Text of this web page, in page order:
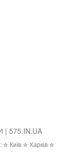
575.IN.UA
✮ Київ ✮ Харків ✮